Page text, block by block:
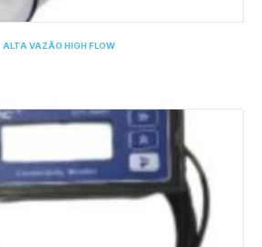
ALTA VAZÃO HIGH FLOW